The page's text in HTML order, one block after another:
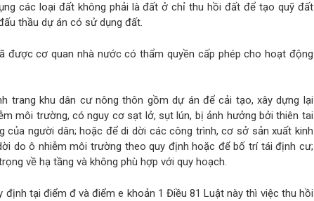
các loại đất không phải là đất ở chỉ thu hồi đất để tạo quỹ đất
thầu dự án có sử dụng đất.
được cơ quan nhà nước có thẩm quyền cấp phép cho hoạt động
trang khu dân cư nông thôn gồm dự án để cải tạo, xây dựng lại
môi trường, có nguy cơ sạt lở, sụt lún, bị ảnh hưởng bởi thiên tai
của người dân; hoặc để di dời các công trình, cơ sở sản xuất kinh
do ô nhiễm môi trường theo quy định hoặc để bố trí tái định cư;
về hạ tầng và không phù hợp với quy hoạch.
định tại điểm đ và điểm e khoản 1 Điều 81 Luật này thì việc thu hồi